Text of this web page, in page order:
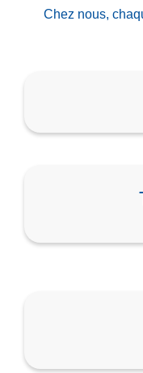
Chez nous,